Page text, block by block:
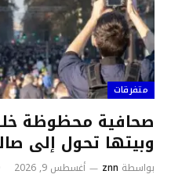
متفرقات
صحافية محظوظة
وبيتها تحول إلى
بواسطة znn أغسطس 9, 2026